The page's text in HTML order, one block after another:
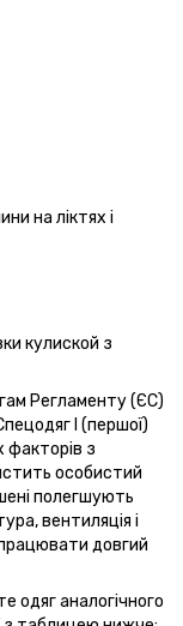
на ліктях і
кулиской з
Регламенту (ЄС)
I (першої)
факторів з
особистий
полегшують
вентиляція і
довгий
одяг аналогічного